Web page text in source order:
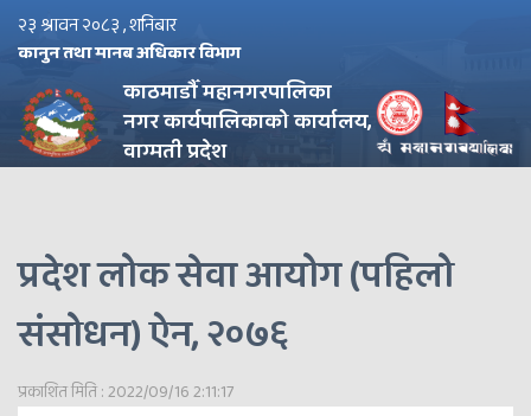
२३ श्रावन २०८३ , शनिबार
कानुन तथा मानब अधिकार विभाग
काठमाडौँ महानगरपालिका
नगर कार्यपालिकाको कार्यालय,
वाग्मती प्रदेश
प्रदेश लोक सेवा आयोग (पहिलो
संसोधन) ऐन, २०७६
प्रकाशित मिति : 2022/09/16 2:11:17